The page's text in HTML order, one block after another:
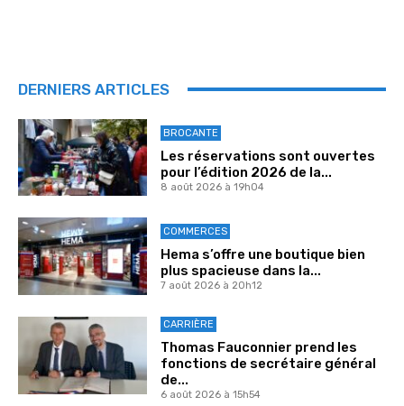
DERNIERS ARTICLES
BROCANTE
Les réservations sont ouvertes
pour l’édition 2026 de la...
8 août 2026 à 19h04
COMMERCES
Hema s’offre une boutique bien
plus spacieuse dans la...
7 août 2026 à 20h12
CARRIÈRE
Thomas Fauconnier prend les
fonctions de secrétaire général
de...
6 août 2026 à 15h54